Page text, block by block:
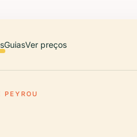
GuiasVer preços
PEYROU